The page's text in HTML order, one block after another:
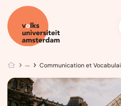
Communication et